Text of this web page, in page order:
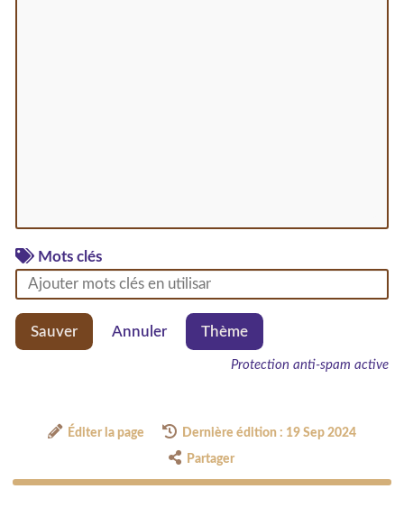
Mots clés
Sauver Annuler Thème
Protection anti-spam active
Éditer la page Dernière édition : 19 Sep 2024
Partager